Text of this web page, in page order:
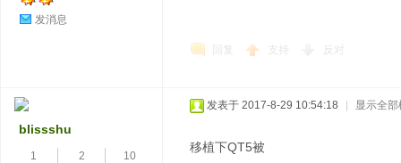
发消息
回复 支持 反对
blissshu
1
2
10
发表于 2017-8-29 10:54:18 显示全部
移植下QT5被